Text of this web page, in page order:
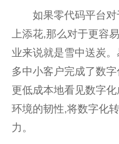
如果零代码平台
上添花,那么对于更容
业来说就是雪中送炭
多中小客户完成了数字
更低成本地看见数字
环境的韧性,将数字化
力。